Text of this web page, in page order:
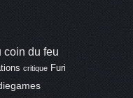
coin du feu
critique Furi